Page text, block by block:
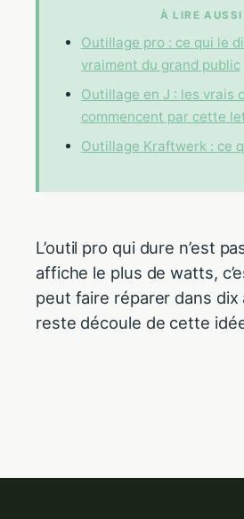
À LIRE AUSSI
Outillage pro : ce qui le
vraiment du grand public
Outillage en J : les vrais
commencent par cette
Outillage Kraftwerk : ce
L’outil pro qui dure n’est
affiche le plus de watts,
peut faire réparer dans dix
reste découle de cette